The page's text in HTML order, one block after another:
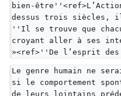
bien-
dessus trois siècles,
''Il se trouve que
croyant aller à ses
»<ref>''De l’esprit
Le genre humain ne
si le comportement
de leurs lointains